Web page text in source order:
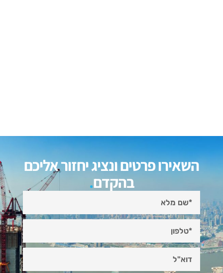
השאירו פרטים ונציג יחזור אליכם
בהקדם.